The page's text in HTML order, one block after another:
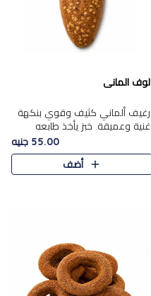
لوف المانى
رغيف ألماني كثيف وقوي بنكهة
غنية وعميقة. خبز يأخذ طابعه
55.00 جنيه
أضف